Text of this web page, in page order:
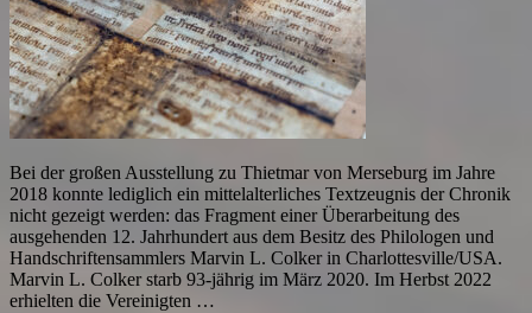
Bei der großen Ausstellung zu Thietmar von Merseburg im Jahre
2018 konnte lediglich ein mittelalterliches Textzeugnis der Chronik
nicht gezeigt werden: das Fragment einer Überarbeitung des
ausgehenden 12. Jahrhundert aus dem Besitz des Philologen und
Handschriftensammlers Marvin L. Colker in Charlottesville/USA.
Marvin L. Colker starb 93-jährig im März 2020. Im Herbst 2022
erhielten die Vereinigten …